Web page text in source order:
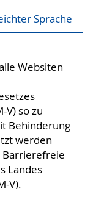
Sprache
Websiten
V) so zu
Behinderung
werden
Barrierefreie
Landes
V).